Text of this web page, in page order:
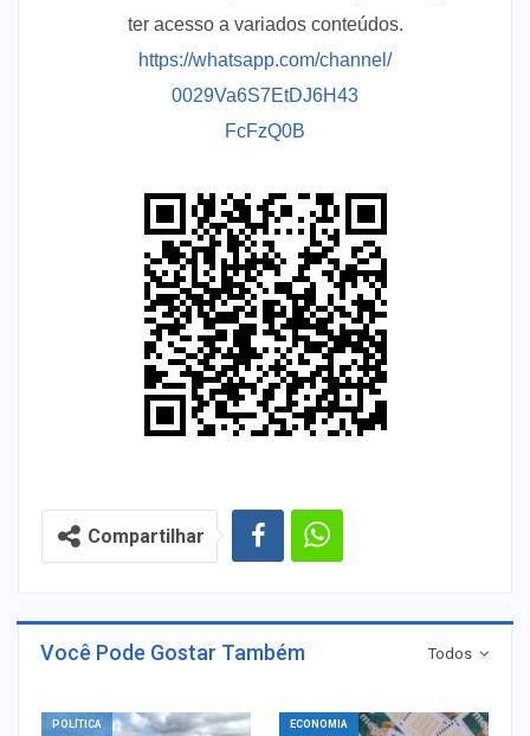
ter acesso a variados conteúdos.
https://whatsapp.com/channel/
0029Va6S7EtDJ6H43
FcFzQ0B
Compartilhar
Todos
Você Pode Gostar Também
POLÍTICA ECONOMIA